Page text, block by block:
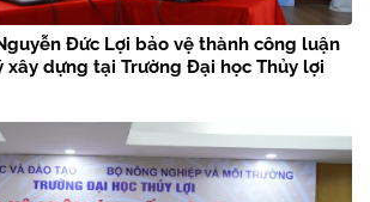
Đức Lợi bảo vệ thành công luận
xây dựng tại Trường Đại học Thủy lợi